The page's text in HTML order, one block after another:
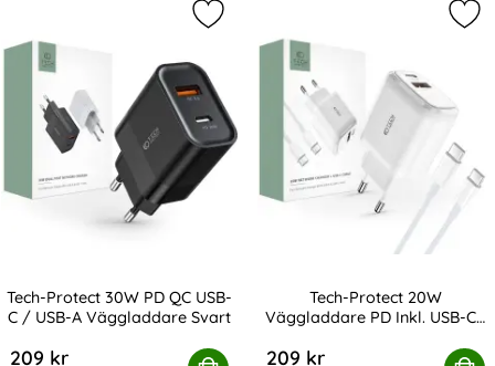
Tech-Protect 30W PD QC USB-
C / USB-A Väggladdare Svart
209 kr
Markera tech-Protect 30W PD QC
Tech-Protect 20W
Väggladdare PD Inkl. USB-C -
209 kr